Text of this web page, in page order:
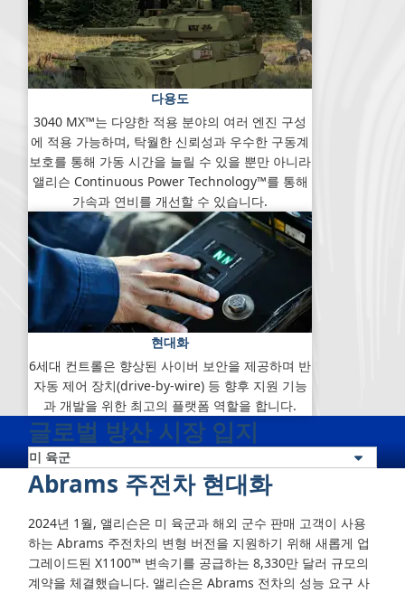
다용도
3040 MX™는 다양한 적용 분야의 여러 엔진 구성
에 적용 가능하며, 탁월한 신뢰성과 우수한 구동계
보호를 통해 가동 시간을 늘릴 수 있을 뿐만 아니라
앨리슨 Continuous Power Technology™를 통해
가속과 연비를 개선할 수 있습니다.
현대화
6세대 컨트롤은 향상된 사이버 보안을 제공하며 반
자동 제어 장치(drive-by-wire) 등 향후 지원 기능
과 개발을 위한 최고의 플랫폼 역할을 합니다.
글로벌 방산 시장 입지
Abrams 주전차 현대화
2024년 1월, 앨리슨은 미 육군과 해외 군수 판매 고객이 사용
하는 Abrams 주전차의 변형 버전을 지원하기 위해 새롭게 업
그레이드된 X1100™ 변속기를 공급하는 8,330만 달러 규모의
계약을 체결했습니다. 앨리슨은 Abrams 전차의 성능 요구 사